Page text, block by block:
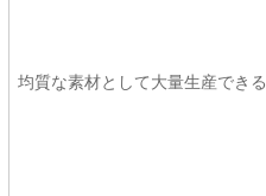
均質な素材として大量生産できる